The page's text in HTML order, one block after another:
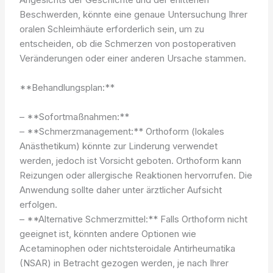
Beschwerden, könnte eine genaue Untersuchung Ihrer
oralen Schleimhäute erforderlich sein, um zu
entscheiden, ob die Schmerzen von postoperativen
Veränderungen oder einer anderen Ursache stammen.
**Behandlungsplan:**
– **Sofortmaßnahmen:**
– **Schmerzmanagement:** Orthoform (lokales
Anästhetikum) könnte zur Linderung verwendet
werden, jedoch ist Vorsicht geboten. Orthoform kann
Reizungen oder allergische Reaktionen hervorrufen. Die
Anwendung sollte daher unter ärztlicher Aufsicht
erfolgen.
– **Alternative Schmerzmittel:** Falls Orthoform nicht
geeignet ist, könnten andere Optionen wie
Acetaminophen oder nichtsteroidale Antirheumatika
(NSAR) in Betracht gezogen werden, je nach Ihrer